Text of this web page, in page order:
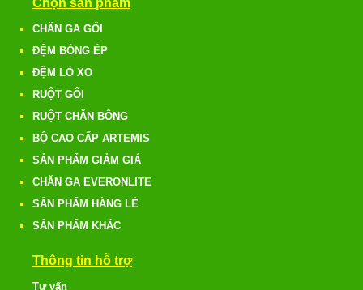
Chọn sản phẩm
CHĂN GA GỐI
ĐỆM BÔNG ÉP
ĐỆM LÒ XO
RUỘT GỐI
RUỘT CHĂN BÔNG
BỘ CAO CẤP ARTEMIS
SẢN PHẨM GIẢM GIÁ
CHĂN GA EVERONLITE
SẢN PHẨM HÀNG LẺ
SẢN PHẨM KHÁC
Thông tin hỗ trợ
Tư vấn